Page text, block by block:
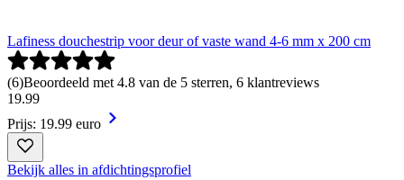
Lafiness douchestrip voor deur of vaste wand 4-6 mm x 200 cm
(6)Beoordeeld met 4.8 van de 5 sterren, 6 klantreviews
19.99
Prijs: 19.99 euro
Bekijk alles in afdichtingsprofiel